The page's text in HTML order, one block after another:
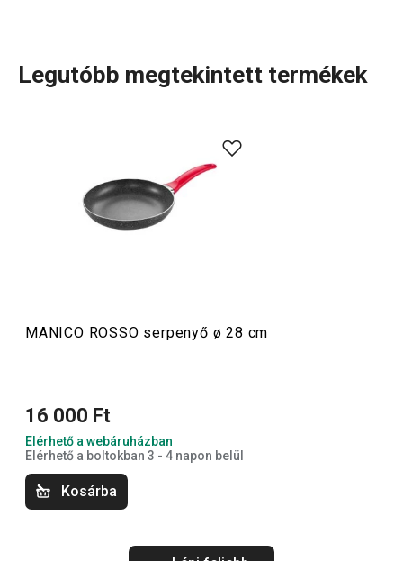
nyeleslábasokat, amelyek
modern megjelenésükkel és színes nyeleikkel feldobják a
konyhád. Az edények egyedi formatervezésűek, prémium
tapadásmentes bevonattal készültek, és csillogó
Legutóbb megtekintett termékek
MANICO ROSSO serpenyő ø 28 cm
16 000 Ft
Elérhető a webáruházban
Elérhető a boltokban 3 - 4 napon belül
Kosárba